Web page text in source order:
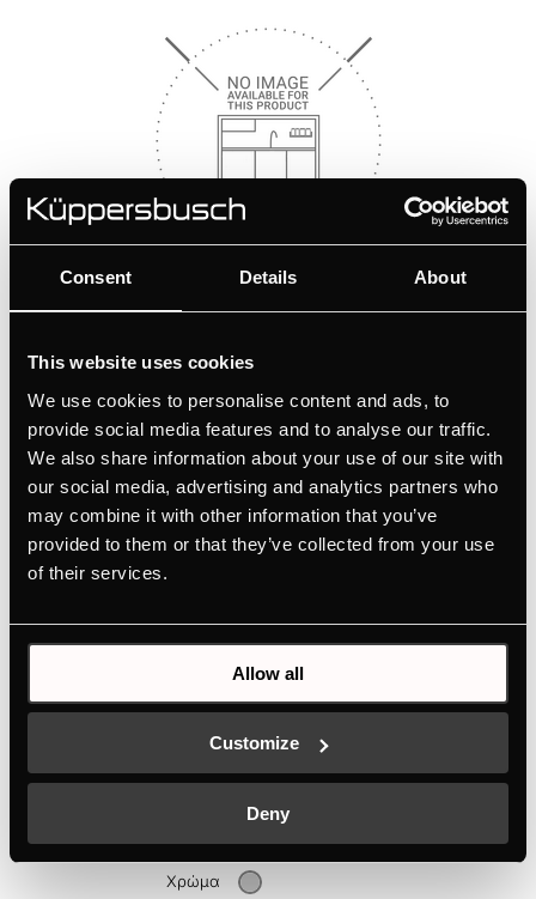
Consent Details About
This website uses cookies
We use cookies to personalise content and ads, to
provide social media features and to analyse our traffic.
We also share information about your use of our site with
our social media, advertising and analytics partners who
may combine it with other information that you’ve
provided to them or that they’ve collected from your use
of their services.
Allow all
Customize
Deny
ZK0600
Χρώμα
+ ΛΕΠΤΟΜΈΡΕΙΕΣ
DK9011
Χρώμα